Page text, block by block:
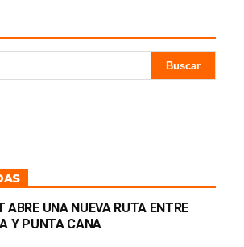
ABRE UNA NUEVA RUTA ENTRE
Y PUNTA CANA